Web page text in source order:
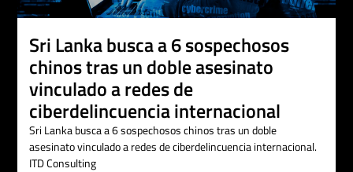
Sri Lanka busca a 6 sospechosos
chinos tras un doble asesinato
vinculado a redes de
ciberdelincuencia internacional
Sri Lanka busca a 6 sospechosos chinos tras un doble
asesinato vinculado a redes de ciberdelincuencia internacional.
ITD Consulting